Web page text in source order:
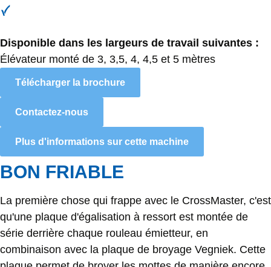
Disponible dans les largeurs de travail suivantes :
Élévateur monté de 3, 3,5, 4, 4,5 et 5 mètres
Télécharger la brochure
Contactez-nous
Plus d'informations sur cette machine
BON FRIABLE
La première chose qui frappe avec le CrossMaster, c'est
qu'une plaque d'égalisation à ressort est montée de
série derrière chaque rouleau émietteur, en
combinaison avec la plaque de broyage Vegniek. Cette